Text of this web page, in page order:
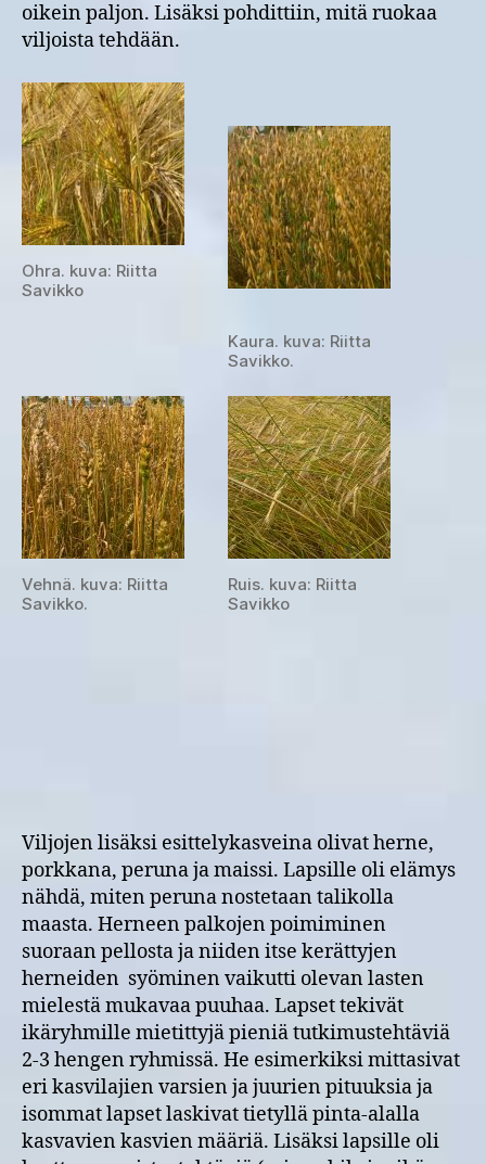
oikein paljon. Lisäksi pohdittiin, mitä ruokaa
viljoista tehdään.
Ohra. kuva: Riitta
Savikko
Kaura. kuva: Riitta
Savikko.
Vehnä. kuva: Riitta
Savikko.
Ruis. kuva: Riitta
Savikko
Viljojen lisäksi esittelykasveina olivat herne,
porkkana, peruna ja maissi. Lapsille oli elämys
nähdä, miten peruna nostetaan talikolla
maasta. Herneen palkojen poimiminen
suoraan pellosta ja niiden itse kerättyjen
herneiden syöminen vaikutti olevan lasten
mielestä mukavaa puuhaa. Lapset tekivät
ikäryhmille mietittyjä pieniä tutkimustehtäviä
2-3 hengen ryhmissä. He esimerkiksi mittasivat
eri kasvilajien varsien ja juurien pituuksia ja
isommat lapset laskivat tietyllä pinta-alalla
kasvavien kasvien määriä. Lisäksi lapsille oli